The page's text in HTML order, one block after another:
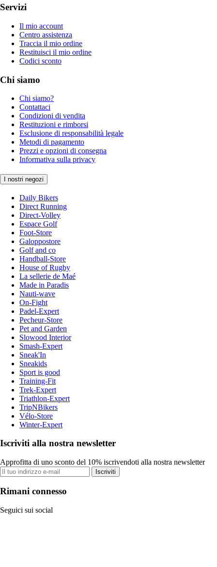
Servizi
Il mio account
Centro assistenza
Traccia il mio ordine
Restituisci il mio ordine
Codici sconto
Chi siamo
Chi siamo?
Contattaci
Condizioni di vendita
Restituzioni e rimborsi
Esclusione di responsabilità legale
Metodi di pagamento
Prezzi e opzioni di consegna
Informativa sulla privacy
I nostri negozi
Daily Bikers
Direct Running
Direct-Volley
Espace Golf
Foot-Store
Galoppostore
Golf and co
Handball-Store
House of Rugby
La sellerie de Maé
Made in Paradis
Nauti-wave
On-Fight
Padel-Expert
Pecheur-Store
Pet and Garden
Slowood Interior
Smash-Expert
Sneak'In
Sneakids
Sport is good
Training-Fit
Trek-Expert
Triathlon-Expert
TripNBikers
Vélo-Store
Winter-Expert
Iscriviti alla nostra newsletter
Approfitta di uno sconto del 10% iscrivendoti alla nostra newsletter
Iscriviti
Rimani connesso
Seguici sui social